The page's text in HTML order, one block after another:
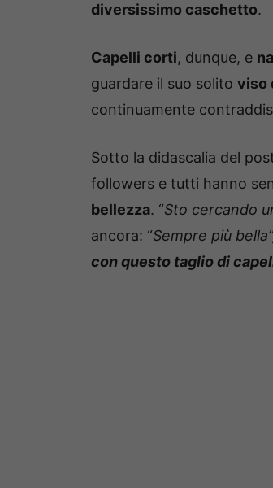
diversissimo caschetto.
Capelli corti, dunque, e
guardare il suo solito viso
continuamente
Sotto la didascalia del
followers e tutti hanno
bellezza. “Sto cercando
ancora: “Sempre più
con questo taglio di